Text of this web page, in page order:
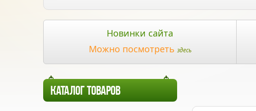
Новинки сайта
Можно посмотреть здесь
КАТАЛОГ ТОВАРОВ